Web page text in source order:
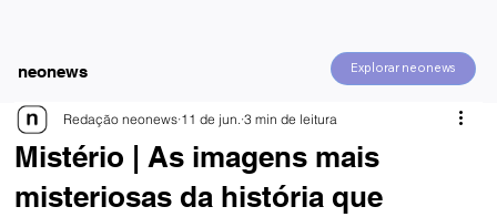
Explorar neonews
neonews
Mistério | As imagens mais
misteriosas da história que
Redação neonews 11 de jun. 3 min de leitura